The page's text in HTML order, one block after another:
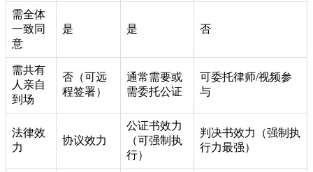
需全体
一致同
意
是 是 否
需共有
人亲自
到场
否（可远
程签署）
通常需要或
需委托公证
可委托律师/视频参
与
法律效
力
协议效力
公证书效力
（可强制执
行）
判决书效力（强制执
行力最强）